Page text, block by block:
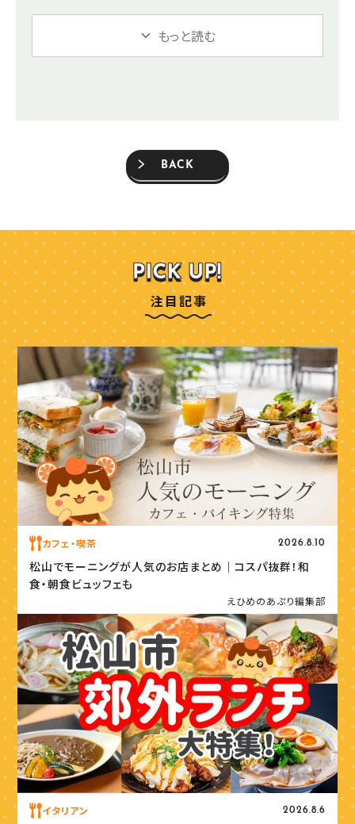
もっと読む
BACK
注目記事
カフェ・喫茶 2026.8.10
松山でモーニングが人気のお店まとめ｜コスパ抜群！和
食・朝食ビュッフェも
えひめのあぷり編集部
イタリアン 2026.8.6